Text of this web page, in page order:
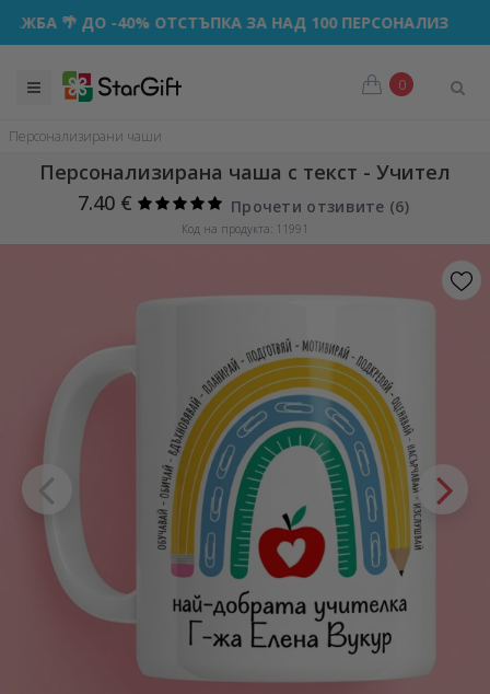
🌴 ДО -40% ОТСТЪПКА ЗА НАД 100 ПЕРСОНАЛИЗИРАНИ
0
Персонализирани чаши
Персонализирана чаша с текст - Учител
7.40 €
Прочети отзивите (6)
Код на продукта: 11991